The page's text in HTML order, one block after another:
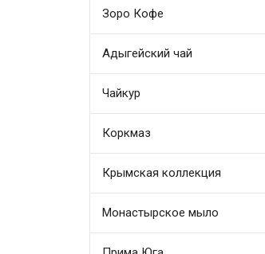
Зоро Кофе
Адыгейский чай
Чайкур
Коркмаз
Крымская коллекция
Монастырское мыло